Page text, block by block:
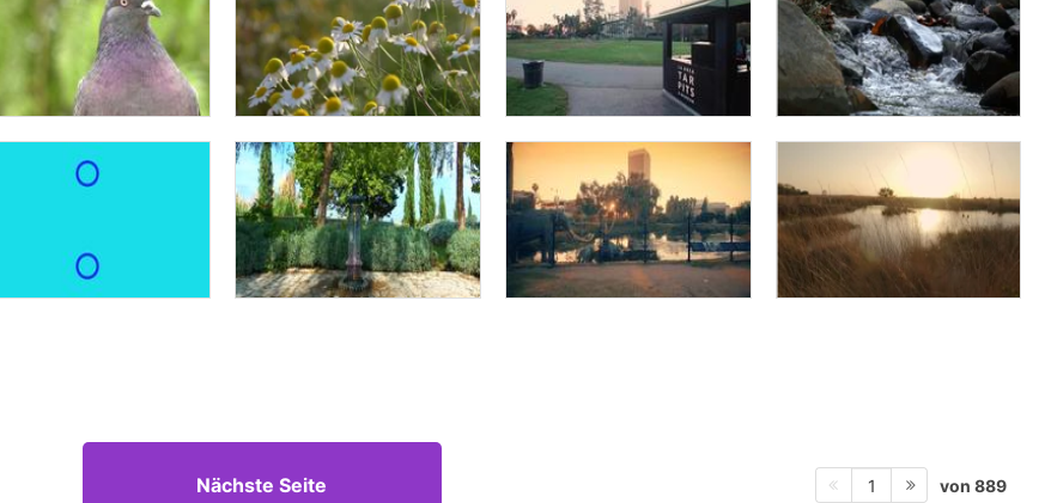
Nächste Seite 1 von 889